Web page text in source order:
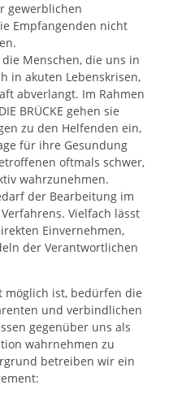
gewerblichen
Empfangenden nicht
Menschen, die uns in
in akuten Lebenskrisen,
abverlangt. Im Rahmen
BRÜCKE gehen sie
zu den Helfenden ein,
für ihre Gesundung
oftmals schwer,
wahrzunehmen.
der Bearbeitung im
Vielfach lässt
Einvernehmen,
der Verantwortlichen
möglich ist, bedürfen die
und verbindlichen
gegenüber uns als
wahrnehmen zu
betreiben wir ein